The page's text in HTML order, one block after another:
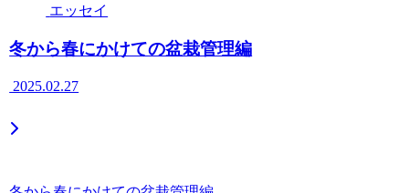
エッセイ
冬から春にかけての盆栽管理編
2025.02.27